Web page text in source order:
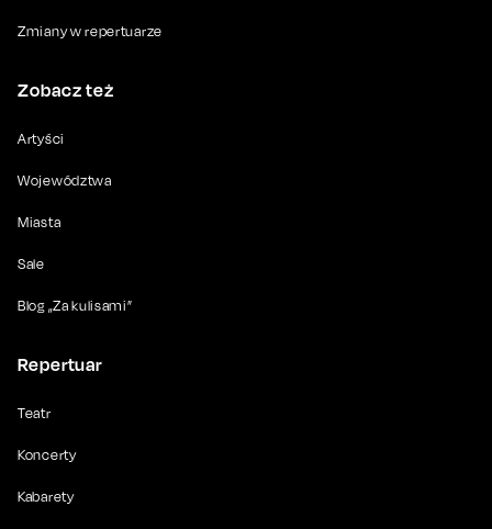
Zmiany w repertuarze
Zobacz też
Artyści
Województwa
Miasta
Sale
Blog „Za kulisami”
Repertuar
Teatr
Koncerty
Kabarety